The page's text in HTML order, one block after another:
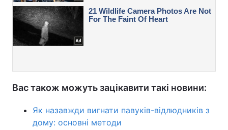
Вас також можуть зацікавити такі новини:
Як назавжди вигнати павуків-відлюдників з
дому: основні методи